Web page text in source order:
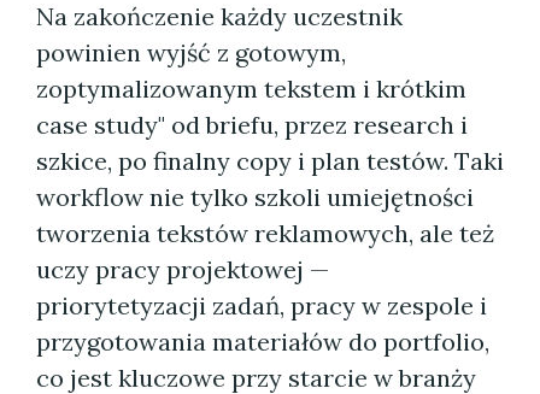
Na zakończenie każdy uczestnik
powinien wyjść z gotowym,
zoptymalizowanym tekstem i krótkim
case study" od briefu, przez research i
szkice, po finalny copy i plan testów. Taki
workflow nie tylko szkoli umiejętności
tworzenia tekstów reklamowych, ale też
uczy pracy projektowej —
priorytetyzacji zadań, pracy w zespole i
przygotowania materiałów do portfolio,
co jest kluczowe przy starcie w branży